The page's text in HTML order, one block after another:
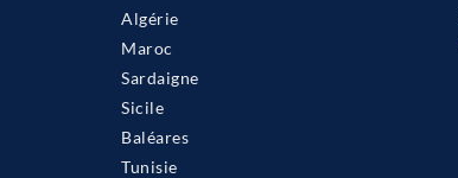
Algérie
Maroc
Sardaigne
Sicile
Baléares
Tunisie